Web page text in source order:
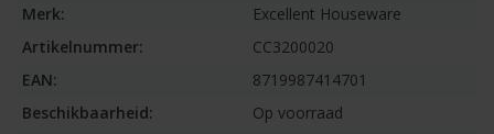
Merk:
Excellent Houseware
Artikelnummer:
CC3200020
EAN:
8719987414701
Beschikbaarheid:
Op voorraad